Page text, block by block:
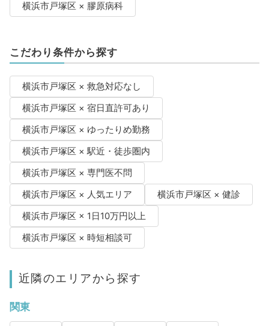
横浜市戸塚区 × 膠原病科
こだわり条件から探す
横浜市戸塚区 × 救急対応なし
横浜市戸塚区 × 宿日直許可あり
横浜市戸塚区 × ゆったりめ勤務
横浜市戸塚区 × 駅近・徒歩圏内
横浜市戸塚区 × 専門医不問
横浜市戸塚区 × 人気エリア
横浜市戸塚区 × 健診
横浜市戸塚区 × 1日10万円以上
横浜市戸塚区 × 時短相談可
近隣のエリアから探す
関東